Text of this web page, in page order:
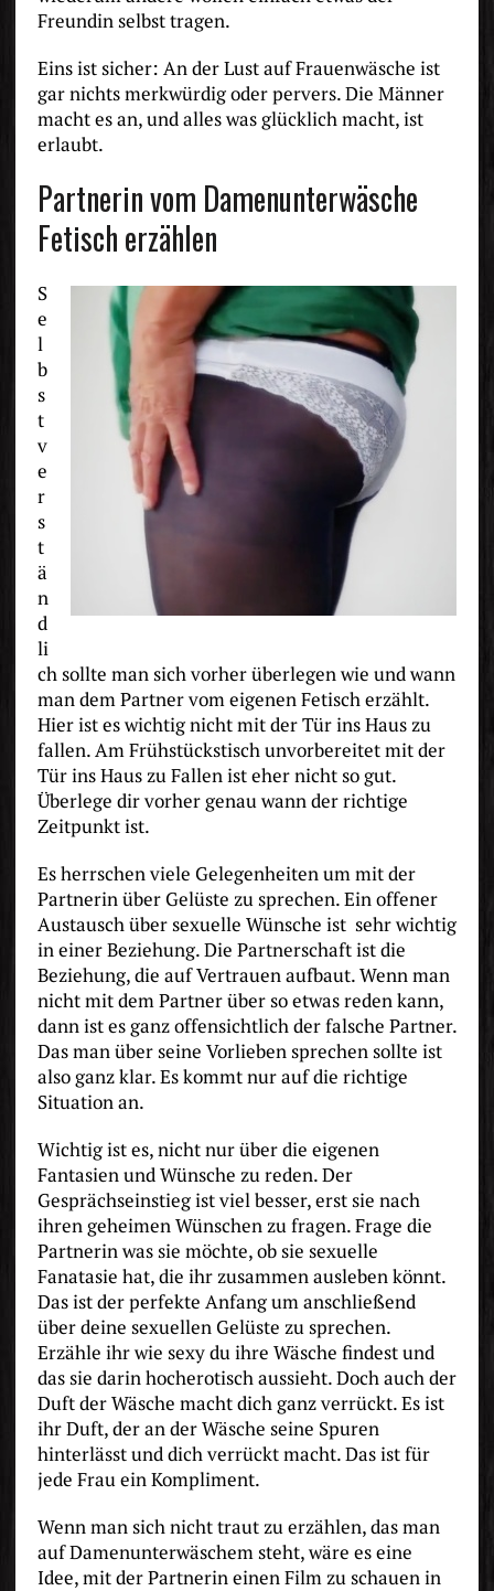
Freundin selbst tragen.
Eins ist sicher: An der Lust auf Frauenwäsche ist
gar nichts merkwürdig oder pervers. Die Männer
macht es an, und alles was glücklich macht, ist
erlaubt.
Partnerin vom Damenunterwäsche
Fetisch erzählen
S
e
l
b
s
t
v
e
r
s
t
ä
n
d
li
ch sollte man sich vorher überlegen wie und wann
man dem Partner vom eigenen Fetisch erzählt.
Hier ist es wichtig nicht mit der Tür ins Haus zu
fallen. Am Frühstückstisch unvorbereitet mit der
Tür ins Haus zu Fallen ist eher nicht so gut.
Überlege dir vorher genau wann der richtige
Zeitpunkt ist.
Es herrschen viele Gelegenheiten um mit der
Partnerin über Gelüste zu sprechen. Ein offener
Austausch über sexuelle Wünsche ist sehr wichtig
in einer Beziehung. Die Partnerschaft ist die
Beziehung, die auf Vertrauen aufbaut. Wenn man
nicht mit dem Partner über so etwas reden kann,
dann ist es ganz offensichtlich der falsche Partner.
Das man über seine Vorlieben sprechen sollte ist
also ganz klar. Es kommt nur auf die richtige
Situation an.
Wichtig ist es, nicht nur über die eigenen
Fantasien und Wünsche zu reden. Der
Gesprächseinstieg ist viel besser, erst sie nach
ihren geheimen Wünschen zu fragen. Frage die
Partnerin was sie möchte, ob sie sexuelle
Fanatasie hat, die ihr zusammen ausleben könnt.
Das ist der perfekte Anfang um anschließend
über deine sexuellen Gelüste zu sprechen.
Erzähle ihr wie sexy du ihre Wäsche findest und
das sie darin hocherotisch aussieht. Doch auch der
Duft der Wäsche macht dich ganz verrückt. Es ist
ihr Duft, der an der Wäsche seine Spuren
hinterlässt und dich verrückt macht. Das ist für
jede Frau ein Kompliment.
Wenn man sich nicht traut zu erzählen, das man
auf Damenunterwäschem steht, wäre es eine
Idee, mit der Partnerin einen Film zu schauen in